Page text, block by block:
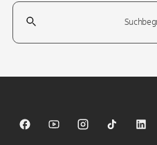
Suchfeld
Sparkasse auf Facebook
Sparkasse auf Youtube
Sparkasse auf
Sparkasse